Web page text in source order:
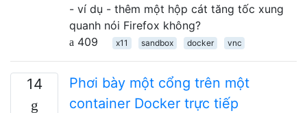
- ví dụ - thêm một hộp cát tăng tốc xung
quanh nói Firefox không?
409
x11 sandbox docker vnc
14
Phơi bày một cổng trên một
container Docker trực tiếp